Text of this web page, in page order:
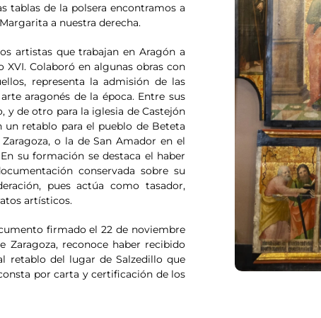
tablas de la polsera encontramos a
a nuestra derecha.
artistas que trabajan en Aragón a
Colaboró en algunas obras con
representa la admisión de las
aragonés de la época. Entre sus
y de otro para la iglesia de Castejón
un retablo para el pueblo de Beteta
o la de San Amador en el
su formación se destaca el haber
conservada sobre su
pues actúa como tasador,
artísticos.
firmado el 22 de noviembre
Zaragoza, reconoce haber recibido
retablo del lugar de Salzedillo que
por carta y certificación de los